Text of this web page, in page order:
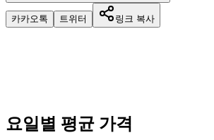
카카오톡 트위터 링크 복사
요일별 평균 가격